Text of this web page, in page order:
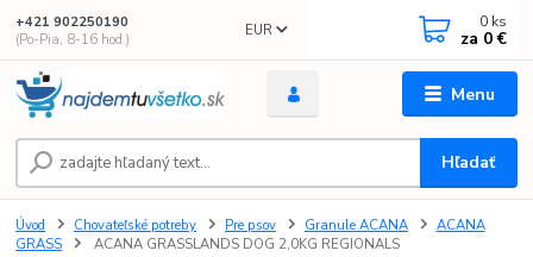
Menu
EUR
Hľadať
+421 902250190
(Po-Pia, 8-16 hod.)
0 ks
za 0 €
Úvod Chovateľské potreby Pre psov Granule ACANA
ACANA
GRASS
ACANA GRASSLANDS DOG 2,0KG REGIONALS